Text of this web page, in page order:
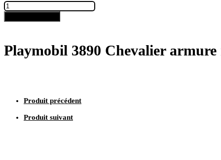
quantité
de
Playmobil
armure
neuf
Playmobil 3890 Chevalier armure
Produit précédent
Produit suivant